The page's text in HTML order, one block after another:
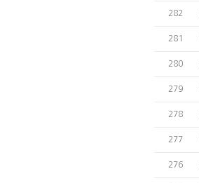
282
281
280
279
278
277
276